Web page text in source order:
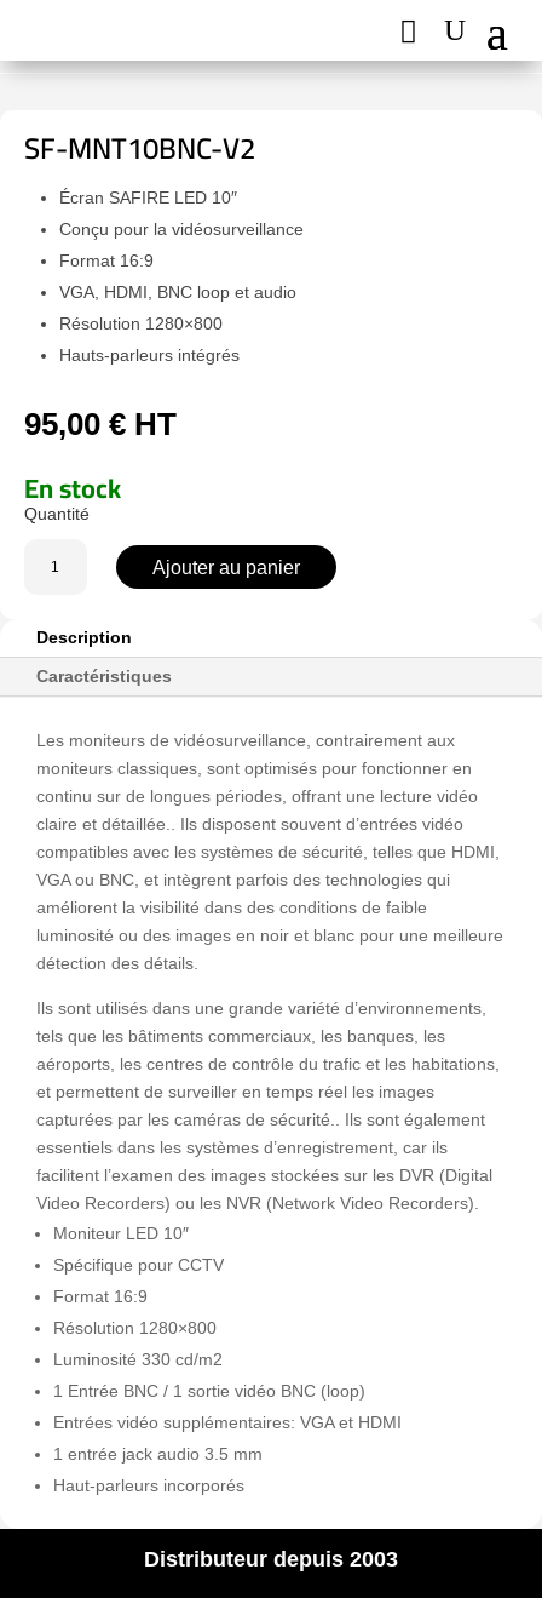
SF-MNT10BNC-V2
Écran SAFIRE LED 10″
Conçu pour la vidéosurveillance
Format 16:9
VGA, HDMI, BNC loop et audio
Résolution 1280×800
Hauts-parleurs intégrés
95,00 € HT
En stock
MNT10BNC-
V2
Ajouter au panier
Description
Caractéristiques
Les moniteurs de vidéosurveillance, contrairement aux
moniteurs classiques, sont optimisés pour fonctionner en
continu sur de longues périodes, offrant une lecture vidéo
claire et détaillée.. Ils disposent souvent d’entrées vidéo
compatibles avec les systèmes de sécurité, telles que HDMI,
VGA ou BNC, et intègrent parfois des technologies qui
améliorent la visibilité dans des conditions de faible
luminosité ou des images en noir et blanc pour une meilleure
détection des détails.
Ils sont utilisés dans une grande variété d’environnements,
tels que les bâtiments commerciaux, les banques, les
aéroports, les centres de contrôle du trafic et les habitations,
et permettent de surveiller en temps réel les images
capturées par les caméras de sécurité.. Ils sont également
essentiels dans les systèmes d’enregistrement, car ils
facilitent l’examen des images stockées sur les DVR (Digital
Video Recorders) ou les NVR (Network Video Recorders).
Moniteur LED 10″
Spécifique pour CCTV
Format 16:9
Résolution 1280×800
Luminosité 330 cd/m2
1 Entrée BNC / 1 sortie vidéo BNC (loop)
Entrées vidéo supplémentaires: VGA et HDMI
1 entrée jack audio 3.5 mm
Haut-parleurs incorporés
Distributeur depuis 2003